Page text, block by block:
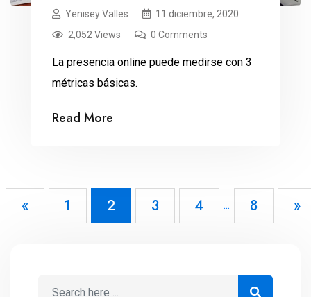
Yenisey Valles
11 diciembre, 2020
2,052 Views
0 Comments
La presencia online puede medirse con 3
métricas básicas.
Read More
« 1 2 3 4 ... 8 »